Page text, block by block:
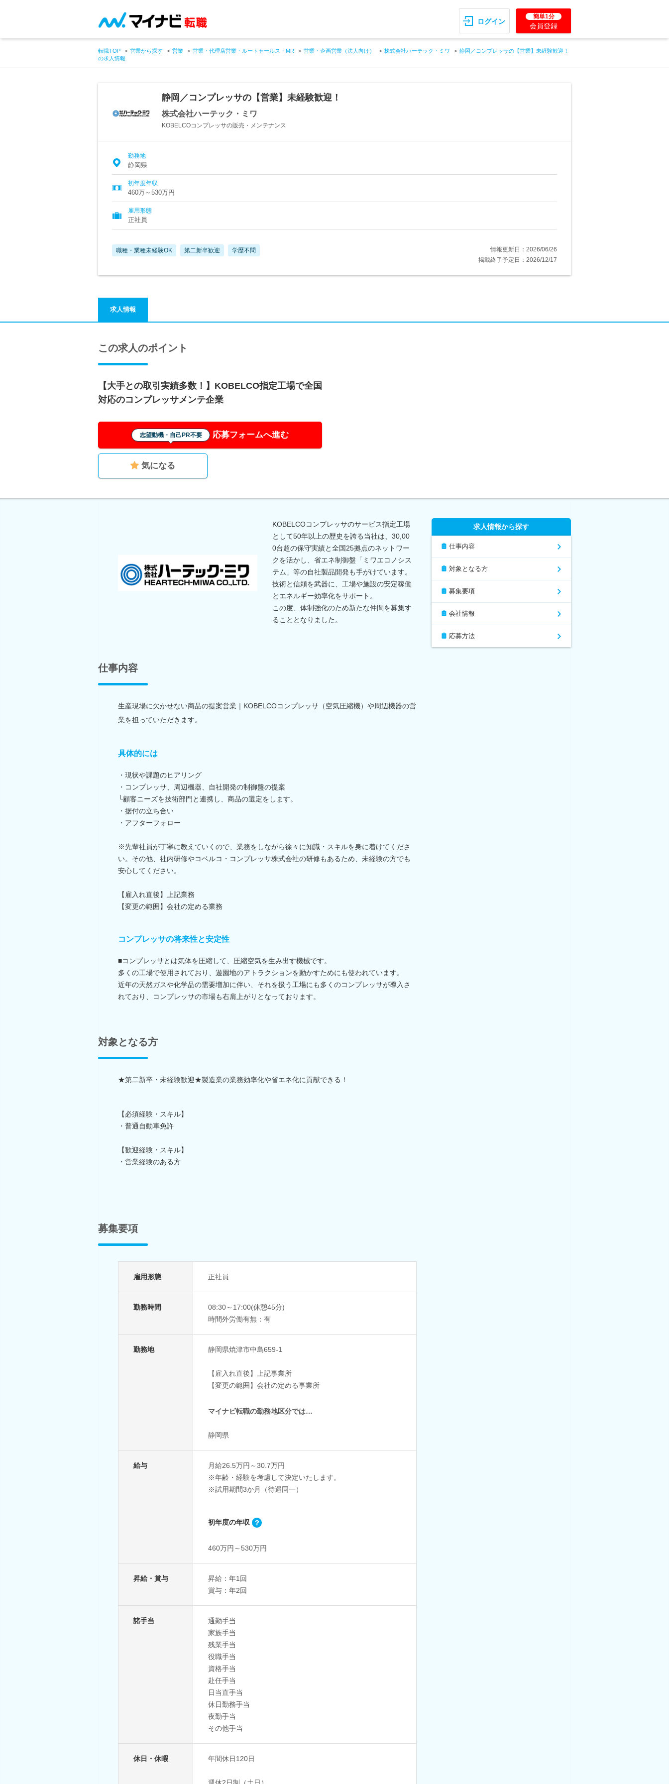
ログイン
簡単1分
会員登録
転職TOP 営業から探す 営業 営業・代理店営業・ルートセールス・MR 営業・企画営業（法人向け） 株式会社ハーテック・ミワ
静岡／コンプレッサの【営業】未経験歓迎！
の求人情報
静岡／コンプレッサの【営業】未経験歓迎！
株式会社ハーテック・ミワ
KOBELCOコンプレッサの販売・メンテナンス
勤務地
静岡県
初年度年収
460万～530万円
雇用形態
正社員
職種・業種未経験OK 第二新卒歓迎 学歴不問
情報更新日：2026/06/26
掲載終了予定日：2026/12/17
求人情報
この求人のポイント
【大手との取引実績多数！】KOBELCO指定工場で全国
対応のコンプレッサメンテ企業
志望動機・自己PR不要 応募フォームへ進む
気になる
KOBELCOコンプレッサのサービス指定工場
として50年以上の歴史を誇る当社は、30,00
0台超の保守実績と全国25拠点のネットワー
クを活かし、省エネ制御盤「ミワエコノシス
テム」等の自社製品開発も手がけています。
技術と信頼を武器に、工場や施設の安定稼働
とエネルギー効率化をサポート。
この度、体制強化のため新たな仲間を募集す
ることとなりました。
仕事内容
生産現場に欠かせない商品の提案営業｜KOBELCOコンプレッサ（空気圧縮機）や周辺機器の営
業を担っていただきます。
具体的には
・現状や課題のヒアリング
・コンプレッサ、周辺機器、自社開発の制御盤の提案
└顧客ニーズを技術部門と連携し、商品の選定をします。
・据付の立ち合い
・アフターフォロー
※先輩社員が丁寧に教えていくので、業務をしながら徐々に知識・スキルを身に着けてくださ
い。その他、社内研修やコベルコ・コンプレッサ株式会社の研修もあるため、未経験の方でも
安心してください。
【雇入れ直後】上記業務
【変更の範囲】会社の定める業務
コンプレッサの将来性と安定性
■コンプレッサとは気体を圧縮して、圧縮空気を生み出す機械です。
多くの工場で使用されており、遊園地のアトラクションを動かすためにも使われています。
近年の天然ガスや化学品の需要増加に伴い、それを扱う工場にも多くのコンプレッサが導入さ
れており、コンプレッサの市場も右肩上がりとなっております。
対象となる方
★第二新卒・未経験歓迎★製造業の業務効率化や省エネ化に貢献できる！
【必須経験・スキル】
・普通自動車免許
【歓迎経験・スキル】
・営業経験のある方
募集要項
雇用形態 正社員
勤務時間
08:30～17:00(休憩45分)
時間外労働有無：有
勤務地 静岡県焼津市中島659-1
【雇入れ直後】上記事業所
【変更の範囲】会社の定める事業所
マイナビ転職の勤務地区分では…
静岡県
給与
月給26.5万円～30.7万円
※年齢・経験を考慮して決定いたします。
※試用期間3か月（待遇同一）
初年度の年収
460万円～530万円
昇給・賞与
昇給：年1回
賞与：年2回
諸手当
通勤手当
家族手当
残業手当
役職手当
資格手当
赴任手当
日当直手当
休日勤務手当
夜勤手当
その他手当
休日・休暇 年間休日120日
週休2日制（土日）
求人情報から探す
仕事内容
対象となる方
募集要項
会社情報
応募方法